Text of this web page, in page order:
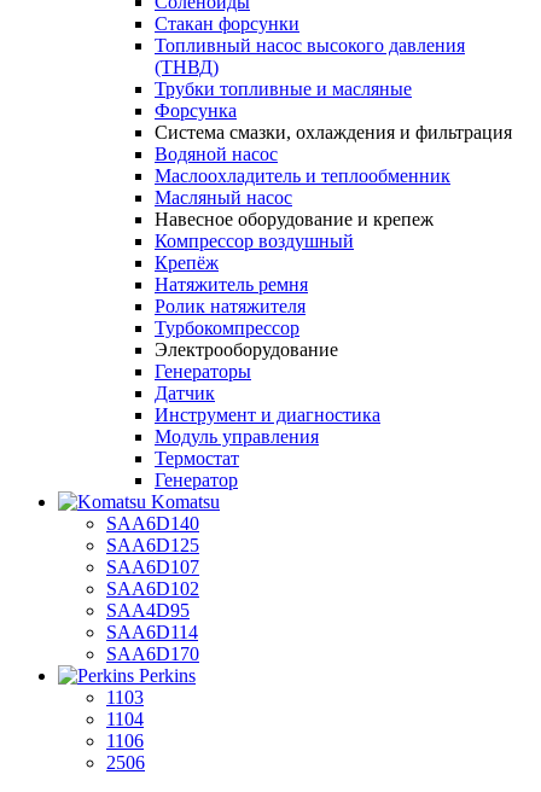
Стакан форсунки
Топливный насос высокого давления
(ТНВД)
Трубки топливные и масляные
Форсунка
Система смазки, охлаждения и фильтрация
Водяной насос
Маслоохладитель и теплообменник
Масляный насос
Навесное оборудование и крепеж
Компрессор воздушный
Крепёж
Натяжитель ремня
Ролик натяжителя
Турбокомпрессор
Электрооборудование
Генераторы
Датчик
Инструмент и диагностика
Модуль управления
Термостат
Генератор
Komatsu
SAA6D140
SAA6D125
SAA6D107
SAA6D102
SAA4D95
SAA6D114
SAA6D170
Perkins
1103
1104
1106
2506